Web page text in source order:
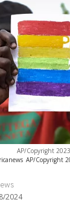
AP/Copyright
AP/Copyright
2024